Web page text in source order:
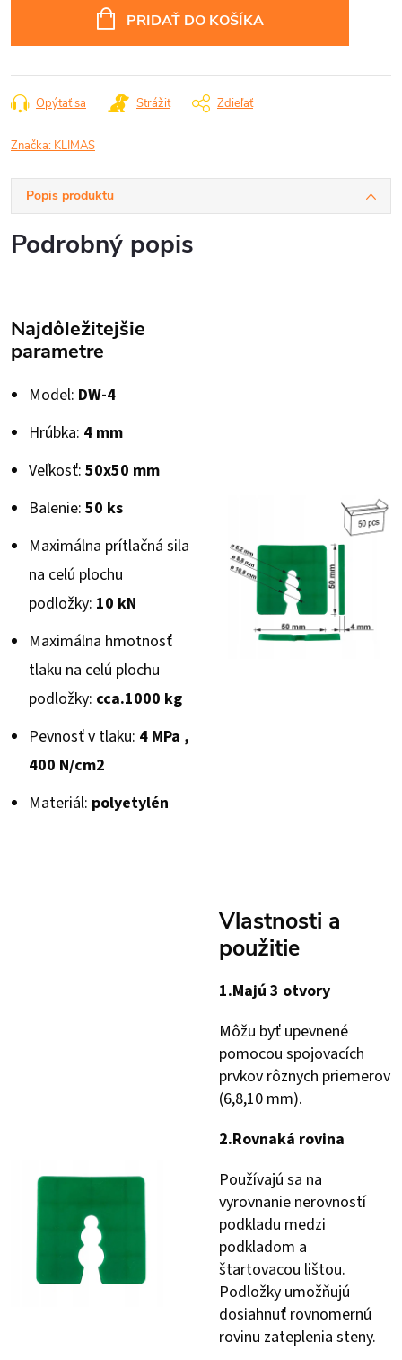
PRIDAŤ DO KOŠÍKA
Opýtať sa Strážiť Zdieľať
Značka: KLIMAS
Popis produktu
Podrobný popis
Najdôležitejšie
parametre
Model: DW-4
Hrúbka: 4 mm
Veľkosť: 50x50 mm
Balenie: 50 ks
Maximálna prítlačná sila
na celú plochu
podložky: 10 kN
Maximálna hmotnosť
tlaku na celú plochu
podložky: cca.1000 kg
Pevnosť v tlaku: 4 MPa ,
400 N/cm2
Materiál: polyetylén
Vlastnosti a
použitie
1.Majú 3 otvory
Môžu byť upevnené
pomocou spojovacích
prvkov rôznych priemerov
(6,8,10 mm).
2.Rovnaká rovina
Používajú sa na
vyrovnanie nerovností
podkladu medzi
podkladom a
štartovacou lištou.
Podložky umožňujú
dosiahnuť rovnomernú
rovinu zateplenia steny.